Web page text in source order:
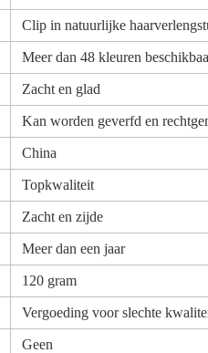
Clip in natuurlijke
Meer dan 48 kleuren
Zacht en glad
Kan worden geverfd en
China
Topkwaliteit
Zacht en zijde
Meer dan een jaar
120 gram
Vergoeding voor slechte
Geen